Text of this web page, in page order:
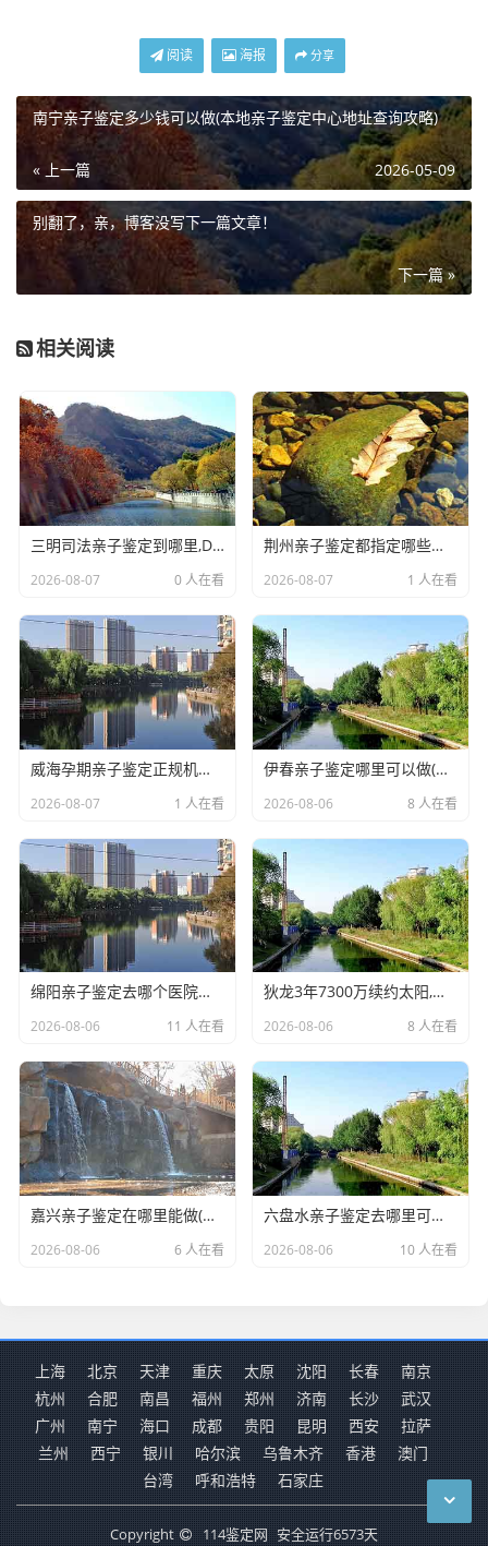
阅读 海报 分享
南宁亲子鉴定多少钱可以做(本地亲子鉴定中心地址查询攻略)
« 上一篇 2026-05-09
别翻了，亲，博客没写下一篇文章！
下一篇 »
相关阅读
三明司法亲子鉴定到哪里,DNA亲子鉴定需要怎么办理
2026-08-07 0 人在看
荆州亲子鉴定都指定哪些医院(DNA亲子鉴定样本怎么采集)
2026-08-07 1 人在看
威海孕期亲子鉴定正规机构在哪(孕期亲子鉴定结果到底准不准确)
2026-08-07 1 人在看
伊春亲子鉴定哪里可以做(DNA亲子鉴定公司都有哪些)
2026-08-06 8 人在看
绵阳亲子鉴定去哪个医院做(正规怀孕期间DNA亲子鉴定机构咨询)
2026-08-06 11 人在看
狄龙3年7300万续约太阳,放弃顶薪换双赢
2026-08-06 8 人在看
嘉兴亲子鉴定在哪里能做(DNA亲子鉴定用什么样品准确)
2026-08-06 6 人在看
六盘水亲子鉴定去哪里可以做(DNA亲子鉴定哪家医院好一点)
2026-08-06 10 人在看
上海 北京 天津 重庆 太原 沈阳 长春
南京
杭州
合肥 南昌 福州 郑州 济南 长沙
武汉
广州
南宁 海口 成都 贵阳 昆明 西安
拉萨
兰州
西宁 银川 哈尔滨 乌鲁木齐 香港
澳门
台湾
呼和浩特 石家庄
Copyright 114鉴定网 安全运行6573天